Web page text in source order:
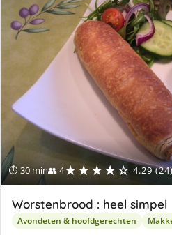
⏱ 30 min👥 4★★★★☆ 4.29
Worstenbrood : heel simpel
Avondeten & hoofdgerechten